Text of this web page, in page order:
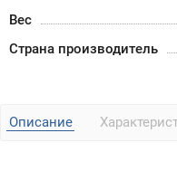
Вес
Страна производитель
Описание